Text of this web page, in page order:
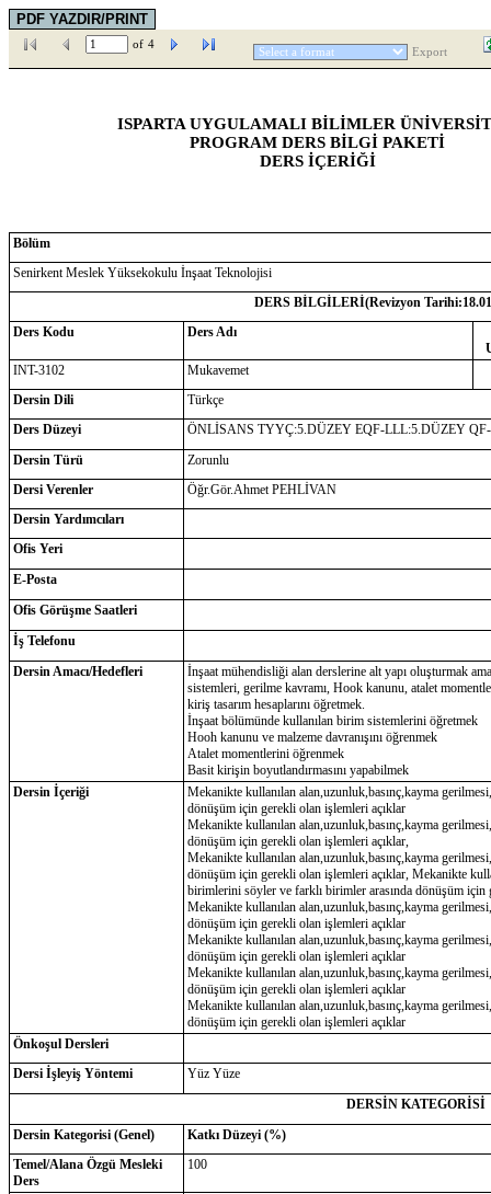
of 4
Export
ISPARTA UYGULAMALI BİLİMLER
PROGRAM DERS BİLGİ PAKETİ
DERS İÇERİĞİ
Bölüm
Senirkent Meslek Yüksekokulu İnşaat Teknolojisi
DERS BİLGİLERİ(Revizyon Tarihi:
Ders Kodu
Ders Adı
INT-3102
Mukavemet
Dersin Dili
Türkçe
Ders Düzeyi
ÖNLİSANS TYYÇ:5.DÜZEY EQF-LLL:5.DÜZEY
Dersin Türü
Zorunlu
Dersi Verenler
Öğr.Gör.Ahmet PEHLİVAN
Dersin Yardımcıları
Ofis Yeri
E-Posta
Ofis Görüşme Saatleri
İş Telefonu
Dersin Amacı/Hedefleri
İnşaat mühendisliği alan derslerine alt yapı oluşturmak
sistemleri, gerilme kavramı, Hook kanunu, atalet
kiriş tasarım hesaplarını öğretmek.
İnşaat bölümünde kullanılan birim sistemlerini öğretmek
Hooh kanunu ve malzeme davranışını öğrenmek
Atalet momentlerini öğrenmek
Basit kirişin boyutlandırmasını yapabilmek
Dersin İçeriği
Mekanikte kullanılan alan,uzunluk,basınç,kayma
dönüşüm için gerekli olan işlemleri açıklar
Mekanikte kullanılan alan,uzunluk,basınç,kayma
dönüşüm için gerekli olan işlemleri açıklar,
Mekanikte kullanılan alan,uzunluk,basınç,kayma
dönüşüm için gerekli olan işlemleri açıklar, Mekanikte
birimlerini söyler ve farklı birimler arasında dönüşüm için
Mekanikte kullanılan alan,uzunluk,basınç,kayma
dönüşüm için gerekli olan işlemleri açıklar
Mekanikte kullanılan alan,uzunluk,basınç,kayma
dönüşüm için gerekli olan işlemleri açıklar
Mekanikte kullanılan alan,uzunluk,basınç,kayma
dönüşüm için gerekli olan işlemleri açıklar
Mekanikte kullanılan alan,uzunluk,basınç,kayma
dönüşüm için gerekli olan işlemleri açıklar
Önkoşul Dersleri
Dersi İşleyiş Yöntemi
Yüz Yüze
DERSİN KATEGORİSİ
Dersin Kategorisi (Genel)
Katkı Düzeyi (%)
Temel/Alana Özgü Mesleki
Ders
100